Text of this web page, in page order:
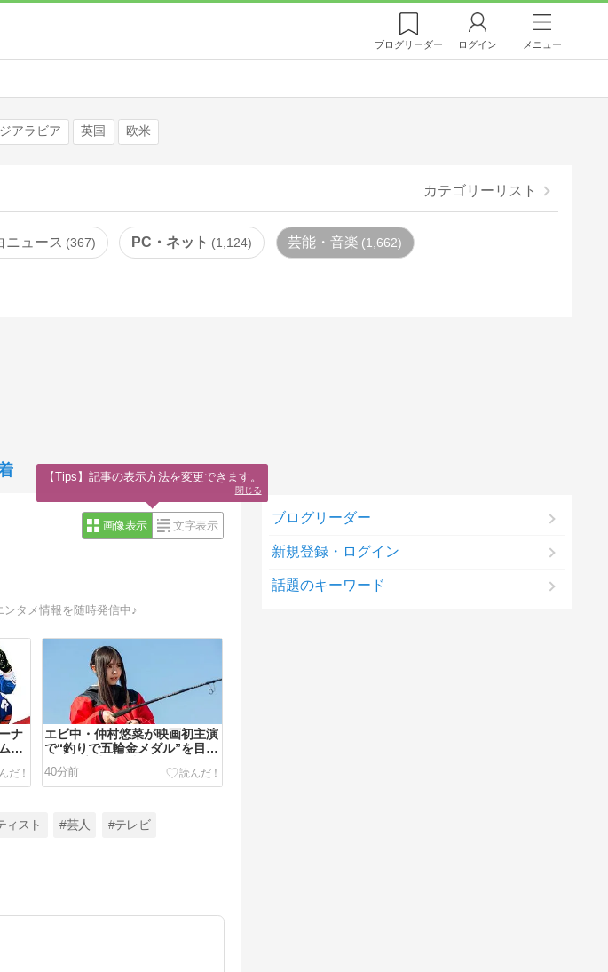
ブログリーダー ログイン メニュー
アラビア 英国 欧米
カテゴリーリスト
ニュース 367 PC・ネット 1,124 芸能・音楽 1,662
画像表示 文字表示
タメ情報を随時発信中♪
ナ
発
エビ中・仲村悠菜が映画初主演
で“釣りで五輪金メダル”を目指
ち』今秋公開
40分前
ィスト #芸人 #テレビ
ブログリーダー
新規登録・ログイン
話題のキーワード
【Tips】記事の表示方法を変更できます。
閉じる